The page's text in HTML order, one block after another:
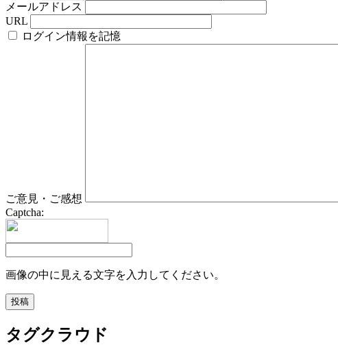
メールアドレス
URL
ログイン情報を記憶
ご意見・ご感想
Captcha:
画像の中に見える文字を入力してください。
タグクラウド